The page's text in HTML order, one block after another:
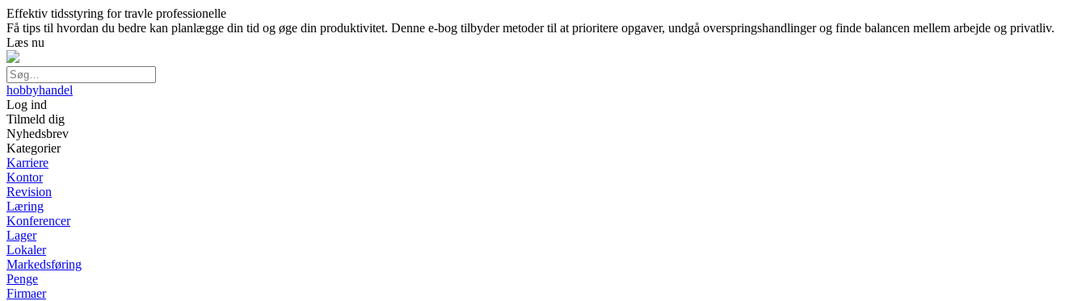
Effektiv tidsstyring for travle professionelle
Få tips til hvordan du bedre kan planlægge din tid og øge din produktivitet. Denne e-bog tilbyder metoder til at prioritere opgaver, undgå overspringshandlinger og finde balancen mellem arbejde og privatliv.
Læs nu
hobbyhandel
Log ind
Tilmeld dig
Nyhedsbrev
Kategorier
Karriere
Kontor
Revision
Læring
Konferencer
Lager
Lokaler
Markedsføring
Penge
Firmaer